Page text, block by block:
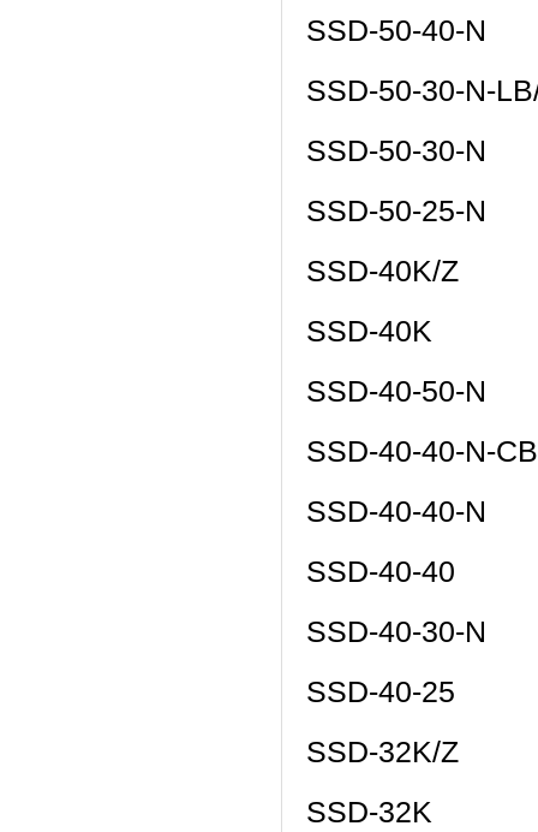
SSD-50-40-N
SSD-50-30-N-
SSD-50-30-N
SSD-50-25-N
SSD-40K/Z
SSD-40K
SSD-40-50-N
SSD-40-40-N-
SSD-40-40-N
SSD-40-40
SSD-40-30-N
SSD-40-25
SSD-32K/Z
SSD-32K